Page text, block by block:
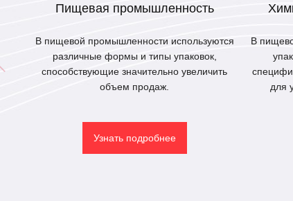
Пищевая промышленность
В пищевой промышленности используются
различные формы и типы упаковок,
способствующие значительно увеличить
объем продаж.
Узнать подробнее
В
для